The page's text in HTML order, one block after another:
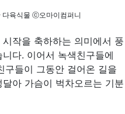
다육식물 ⓒ오마이컴퍼니
작을 축하하는 의미에서 풍
다. 이어서 녹색친구들에
구들이 그동안 걸어온 길을
아 가슴이 벅차오르는 기분